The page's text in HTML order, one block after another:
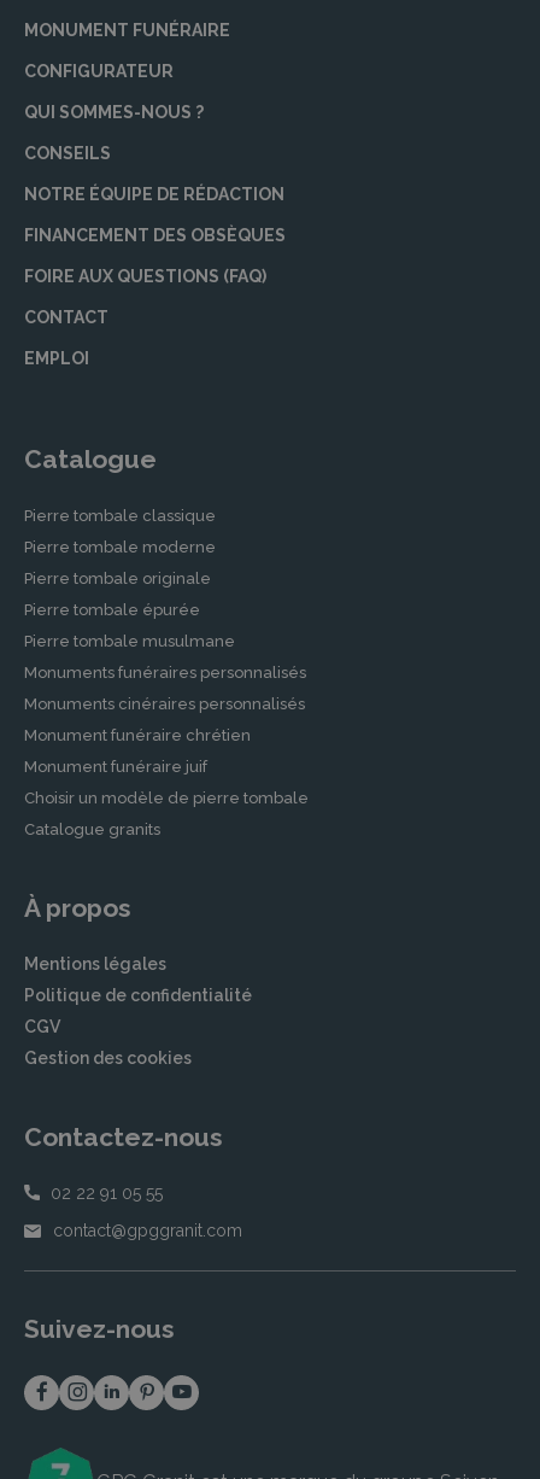
MONUMENT FUNÉRAIRE
CONFIGURATEUR
QUI SOMMES-NOUS ?
CONSEILS
NOTRE ÉQUIPE DE RÉDACTION
FINANCEMENT DES OBSÈQUES
FOIRE AUX QUESTIONS (FAQ)
CONTACT
EMPLOI
Catalogue
Pierre tombale classique
Pierre tombale moderne
Pierre tombale originale
Pierre tombale épurée
Pierre tombale musulmane
Monuments funéraires personnalisés
Monuments cinéraires personnalisés
Monument funéraire chrétien
Monument funéraire juif
Choisir un modèle de pierre tombale
Catalogue granits
À propos
Mentions légales
Politique de confidentialité
CGV
Gestion des cookies
Contactez-nous
02 22 91 05 55
contact@gpggranit.com
Suivez-nous